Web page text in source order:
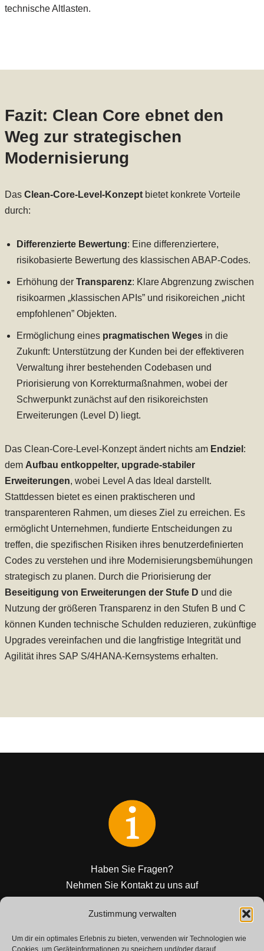
Zustimmung verwalten
Um dir ein optimales Erlebnis zu bieten, verwenden wir Technologien wie
Cookies, um Geräteinformationen zu speichern und/oder darauf
technische Altlasten.
Fazit: Clean Core ebnet den
Weg zur strategischen
Modernisierung
Das Clean-Core-Level-Konzeptbietet konkrete Vorteile
durch:
Differenzierte Bewertung: Eine differenziertere,
risikobasierte Bewertung des klassischen ABAP-Codes.
Erhöhung der Transparenz: Klare Abgrenzung zwischen
risikoarmen „klassischen APIs” und risikoreichen „nicht
empfohlenen” Objekten.
Ermöglichung eines pragmatischen Wegesin die
Zukunft: Unterstützung der Kunden bei der effektiveren
Verwaltung ihrer bestehenden Codebasen und
Priorisierung von Korrekturmaßnahmen, wobei der
Schwerpunkt zunächst auf den risikoreichsten
Erweiterungen (Level D) liegt.
Das Clean-Core-Level-Konzept ändert nichts am Endziel :
dem Aufbau entkoppelter, upgrade-stabiler
Erweiterungen, wobei Level A das Ideal darstellt.
Stattdessen bietet es einen praktischeren und
transparenteren Rahmen, um dieses Ziel zu erreichen. Es
ermöglicht Unternehmen, fundierte Entscheidungen zu
treffen, die spezifischen Risiken ihres benutzerdefinierten
Codes zu verstehen und ihre Modernisierungsbemühungen
strategisch zu planen. Durch die Priorisierung der
Beseitigung von Erweiterungen der Stufe D und die
Nutzung der größeren Transparenz in den Stufen B und C
können Kunden technische Schulden reduzieren, zukünftige
Upgrades vereinfachen und die langfristige Integrität und
Agilität ihres SAP S/4HANA-Kernsystems erhalten.
Haben Sie Fragen?
Nehmen Sie Kontakt zu uns auf